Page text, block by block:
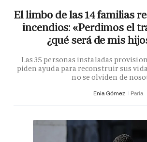
El limbo de las 14 familias
incendios: «Perdimos el
¿qué será de mis
Las 35 personas instaladas
piden ayuda para reconstruir sus
no se olviden de
Enia Gómez Parla